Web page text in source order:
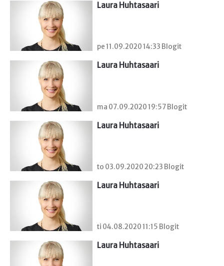
Laura Huhtasaari
pe 11.09.2020 14:33 Blogit
Laura Huhtasaari
ma 07.09.2020 19:57 Blogit
Laura Huhtasaari
to 03.09.2020 20:23 Blogit
Laura Huhtasaari
ti 04.08.2020 11:15 Blogit
Laura Huhtasaari